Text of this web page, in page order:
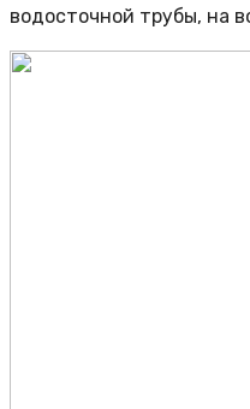
водосточной трубы, на